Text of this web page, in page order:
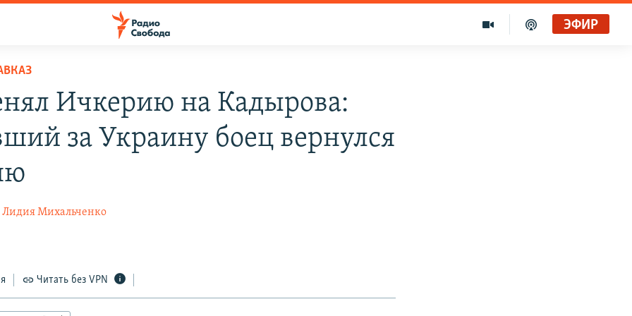
ЭФИР
Ичкерию на Кадырова:
за Украину боец вернулся
Лидия Михальченко
Читать без VPN